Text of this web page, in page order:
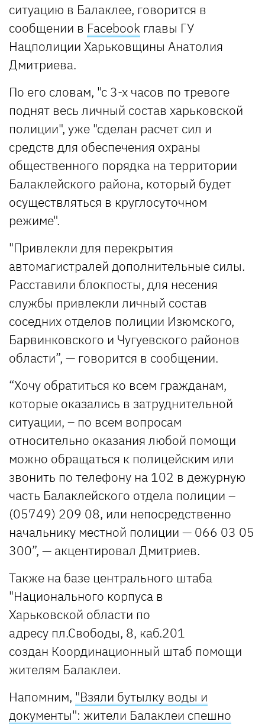
ситуацию в Балаклее, говорится в
сообщении в Facebook главы ГУ
Нацполиции Харьковщины Анатолия
Дмитриева.
По его словам, "с 3-х часов по тревоге
поднят весь личный состав харьковской
полиции", уже "сделан расчет сил и
средств для обеспечения охраны
общественного порядка на территории
Балаклейского района, который будет
осуществляться в круглосуточном
режиме".
"Привлекли для перекрытия
автомагистралей дополнительные силы.
Расставили блокпосты, для несения
службы привлекли личный состав
соседних отделов полиции Изюмского,
Барвинковского и Чугуевского районов
области”, — говорится в сообщении.
“Хочу обратиться ко всем гражданам,
которые оказались в затруднительной
ситуации, – по всем вопросам
относительно оказания любой помощи
можно обращаться к полицейским или
звонить по телефону на 102 в дежурную
часть Балаклейского отдела полиции –
(05749) 209 08, или непосредственно
начальнику местной полиции — 066 03 05
300”, — акцентировал Дмитриев.
Также на базе центрального штаба
"Национального корпуса в
Харьковской области по
адресу пл.Свободы, 8, каб.201
создан Координационный штаб помощи
жителям Балаклеи.
Напомним, "Взяли бутылку воды и
документы": жители Балаклеи спешно